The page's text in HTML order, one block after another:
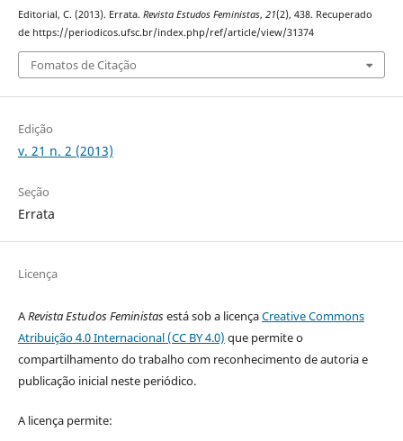
Editorial, C. (2013). Errata. Revista Estudos Feministas, 21(2), 438. Recuperado
de https://periodicos.ufsc.br/index.php/ref/article/view/31374
Fomatos de Citação
Edição
v. 21 n. 2 (2013)
Seção
Errata
Licença
ARevista Estudos Feministasestá sob a licençaCreative Commons
Atribuição 4.0 Internacional (CC BY 4.0) que permite o
compartilhamento do trabalho com reconhecimento de autoria e
publicação inicial neste periódico.
A licença permite: